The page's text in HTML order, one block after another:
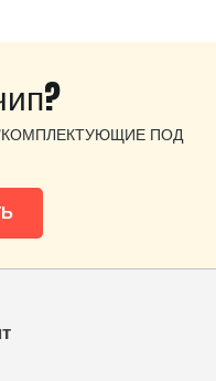
- "КОМПЛЕКТУЮЩИЕ ПОД